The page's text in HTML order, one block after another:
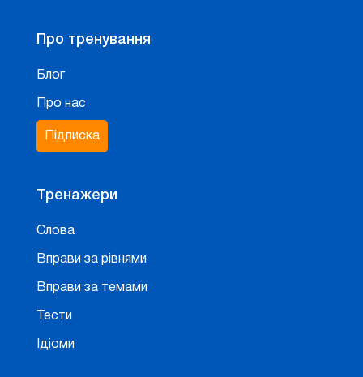
Про тренування
Блог
Про нас
Підписка
Тренажери
Слова
Вправи за рівнями
Вправи за темами
Тести
Ідіоми